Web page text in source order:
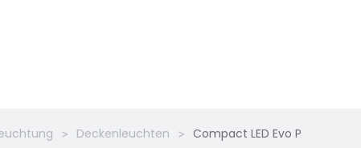
Deckenleuchten Compact LED Evo P